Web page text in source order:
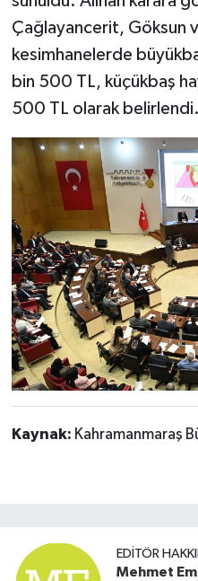
Çağlayancerit, Göksun
kesimhanelerde
bin 500 TL, küçükbaş
500 TL olarak belirlendi.
Kaynak: Kahramanmaraş
EDITÖR
Mehmet